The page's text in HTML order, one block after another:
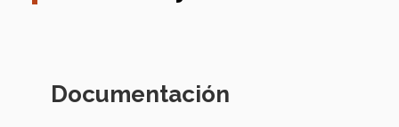
Documentación